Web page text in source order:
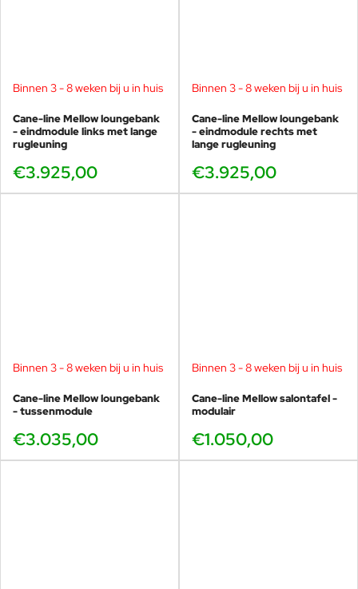
Binnen 3 - 8 weken bij u in huis
Cane-line Mellow loungebank
- eindmodule links met lange
rugleuning
€3.925,00
Binnen 3 - 8 weken bij u in huis
Cane-line Mellow loungebank
- eindmodule rechts met
lange rugleuning
€3.925,00
Binnen 3 - 8 weken bij u in huis
Cane-line Mellow loungebank
- tussenmodule
€3.035,00
Binnen 3 - 8 weken bij u in huis
Cane-line Mellow salontafel -
modulair
€1.050,00